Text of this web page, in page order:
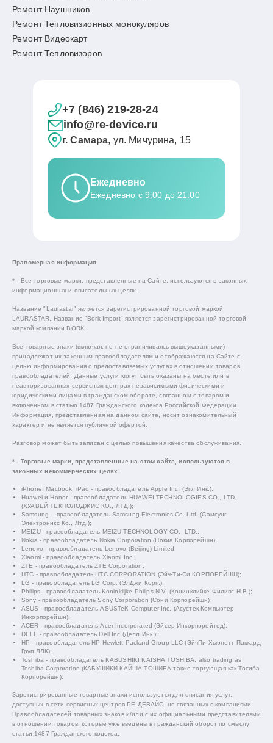
Ремонт Наушников
Ремонт Тепловизионных монокуляров
Ремонт Видеокарт
Ремонт Тепловизоров
+7 (846) 219-28-24
info@re-device.ru
г. Самара, ул. Мичурина, 15
Ежедневно
Ежедневно с 9:00 до 21:00
Правомерная информация
* - Все торговые марки, представленные на Сайте, используются в законных
информационных и описательных целях.
Название "Laurastar" является зарегистрированной торговой маркой
LAURASTAR. Название "Bork-Import" является зарегистрированной торговой
маркой компании BORK.
Все товарные знаки (включая, но не ограничиваясь вышеуказанными)
принадлежат их законным правообладателям и отображаются на Сайте с
целью информирования о предоставляемых услугах в отношении товаров
правообладателей. Данные услуги могут быть оказаны на месте или в
неавторизованных сервисных центрах независимыми физическими и
юридическими лицами в гражданском обороте, связанном с товаром и
включенном в статью 1487 Гражданского кодекса Российской Федерации.
Информация, представленная на данном сайте, носит ознакомительный
характер и не является публичной офертой.
Разговор может быть записан с целью повышения качества обслуживания.
* - Торговые марки, представленные на этом сайте, используются в
законных некоммерческих целях.
iPhone, Macbook, iPad - правообладатель Apple Inc. (Эпл Инк.);
Huawei и Honor - правообладатель HUAWEI TECHNOLOGIES CO., LTD.
(ХУАВЕЙ ТЕКНОЛОДЖИС КО., ЛТД.);
Samsung – правообладатель Samsung Electronics Co. Ltd. (Самсунг
Электроникс Ко., Лтд.);
MEIZU - правообладатель MEIZU TECHNOLOGY CO., LTD.;
Nokia - правообладатель Nokia Corporation (Нокиа Корпорейшн);
Lenovo - правообладатель Lenovo (Beijing) Limited;
Xiaomi - правообладатель Xiaomi Inc.;
ZTE - правообладатель ZTE Corporation;
HTC - правообладатель HTC CORPORATION (Эйч-Ти-Си КОРПОРЕЙШН);
LG - правообладатель LG Corp. (ЭлДжи Корп.);
Philips - правообладатель Koninklijke Philips N.V. (Конинклийке Филипс Н.В.);
Sony - правообладатель Sony Corporation (Сони Корпорейшн);
ASUS - правообладатель ASUSTeK Computer Inc. (Асустек Компьютер
Инкорпорейшн);
ACER - правообладатель Acer Incorporated (Эйсер Инкорпорейтед);
DELL - правообладатель Dell Inc.(Делл Инк.);
HP - правообладатель HP Hewlett-Packard Group LLC (ЭйчПи Хьюлетт Паккард
Груп ЛЛК);
Toshiba - правообладатель KABUSHIKI KAISHA TOSHIBA, also trading as
Toshiba Corporation (КАБУШИКИ КАЙША ТОШИБА также торгующая как Тосиба
Корпорейшн).
Зарегистрированные товарные знаки используются для описания услуг,
доступных в сети сервисных центров РЕ-ДЕВАЙС, не связанных с компаниями
Правообладателей товарных знаков и/или с их официальными представителями
в отношении товаров, которые уже введены в гражданский оборот по смыслу
статьи 1487 Гражданского кодекса.